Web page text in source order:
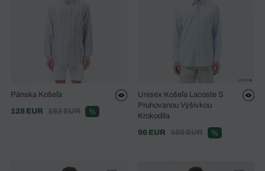
Pánska Košeľa
128 EUR
183 EUR %
Unisex Košeľa Lacoste S
Pruhovanou Výšivkou
Krokodíla
96 EUR
160 EUR %